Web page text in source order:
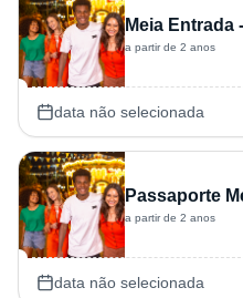
Meia Entrada
a partir de 2 anos
data não selecionada
Passaporte
a partir de 2 anos
data não selecionada